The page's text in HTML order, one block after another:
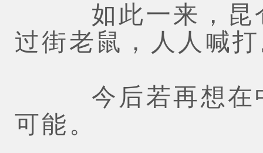
如此一来，昆仑
过街老鼠，人人喊
今后若再想在中
可能。